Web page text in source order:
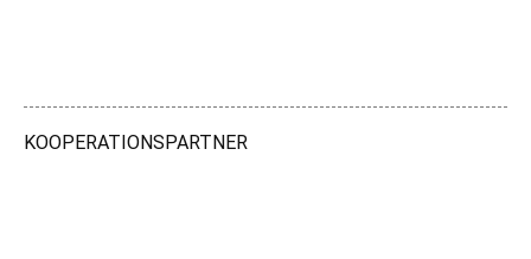
KOOPERATIONSPARTNER